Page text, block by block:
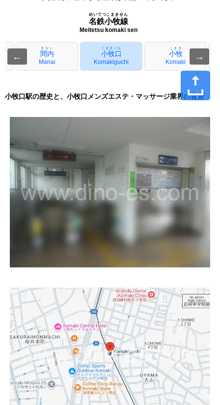
名鉄小牧線
めいてつこまきせん
Meitetsu komaki sen
← 間内
まない
Manai
小牧口
こまきぐち
Komakiguchi
小牧
こまき
Komaki
→
小牧口駅の歴史と、小牧口メンズエステ・マッサージ業界の背景